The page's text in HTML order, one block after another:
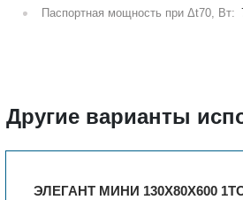
Паспортная мощность при Δt70, Вт:
Другие варианты
ЭЛЕГАНТ МИНИ 130X80X600